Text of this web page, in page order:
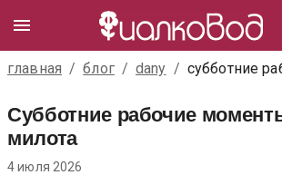
главная / блог / dany /
Субботние рабочие
милота
4 июля 2026